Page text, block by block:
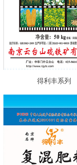
得利丰系列